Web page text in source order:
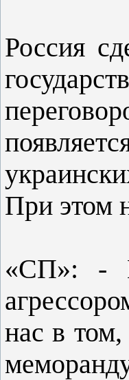
Россия
При этом
«СП»: -
нас в